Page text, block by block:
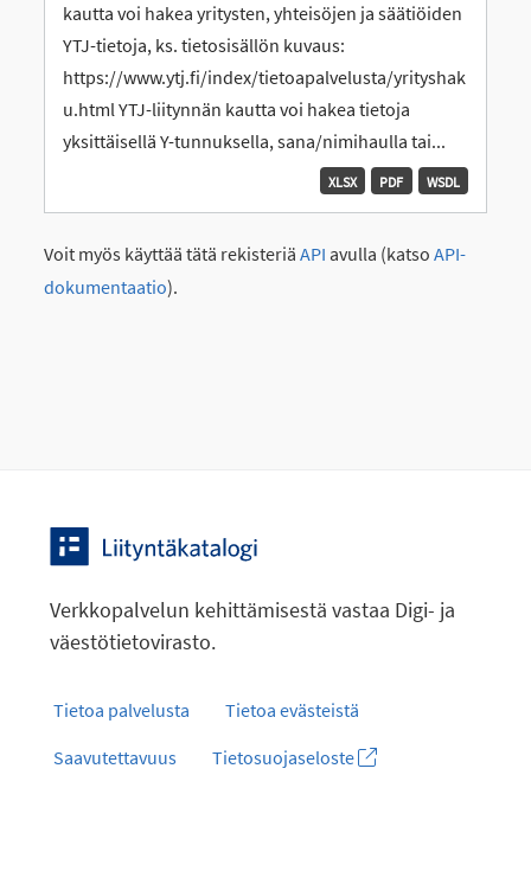
kautta voi hakea yritysten, yhteisöjen ja säätiöiden
YTJ-tietoja, ks. tietosisällön kuvaus:
https://www.ytj.fi/index/tietoapalvelusta/yrityshak
u.html YTJ-liitynnän kautta voi hakea tietoja
yksittäisellä Y-tunnuksella, sana/nimihaulla tai...
WSDL
PDF
XLSX
Voit myös käyttää tätä rekisteriä API avulla (katso API-
dokumentaatio).
Verkkopalvelun kehittämisestä vastaa Digi- ja
väestötietovirasto.
Tietoa palvelusta
Tietoa evästeistä
Saavutettavuus
Tietosuojaseloste